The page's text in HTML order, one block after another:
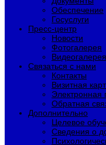
Обеспечение
Госуслуги
Пресс-центр
Новости
Фотогалерея
Видеогалерея
Связаться с нами
Контакты
Визитная
Электронная
Обратная
Дополнительно
Целевое
Сведения о